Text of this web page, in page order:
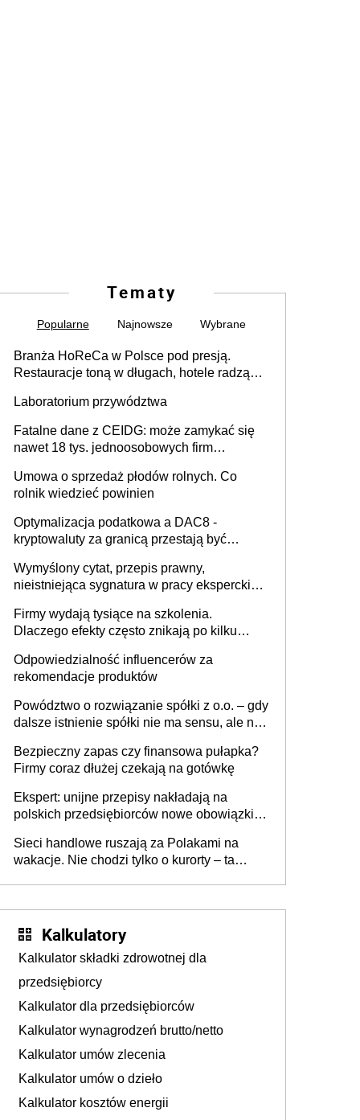
Tematy
Popularne Najnowsze Wybrane
Branża HoReCa w Polsce pod presją.
Restauracje toną w długach, hotele radzą
Laboratorium przywództwa
Fatalne dane z CEIDG: może zamykać się
nawet 18 tys. jednoosobowych firm
Umowa o sprzedaż płodów rolnych. Co
rolnik wiedzieć powinien
Optymalizacja podatkowa a DAC8 -
kryptowaluty za granicą przestają być
Wymyślony cytat, przepis prawny,
nieistniejąca sygnatura w pracy eksperckiej -
firmie
Firmy wydają tysiące na szkolenia.
Dlaczego efekty często znikają po kilku
Odpowiedzialność influencerów za
rekomendacje produktów
Powództwo o rozwiązanie spółki z o.o. – gdy
dalsze istnienie spółki nie ma sensu, ale nie
Bezpieczny zapas czy finansowa pułapka?
Firmy coraz dłużej czekają na gotówkę
Ekspert: unijne przepisy nakładają na
polskich przedsiębiorców nowe obowiązki w
Sieci handlowe ruszają za Polakami na
wakacje. Nie chodzi tylko o kurorty – ta
Kalkulatory
Kalkulator składki zdrowotnej dla
przedsiębiorcy
Kalkulator dla przedsiębiorców
Kalkulator wynagrodzeń brutto/netto
Kalkulator umów zlecenia
Kalkulator umów o dzieło
Kalkulator kosztów energii